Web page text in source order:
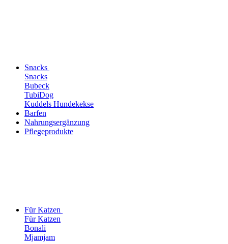
Snacks
Snacks
Bubeck
TubiDog
Kuddels Hundekekse
Barfen
Nahrungsergänzung
Pflegeprodukte
Für Katzen
Für Katzen
Bonali
Mjamjam